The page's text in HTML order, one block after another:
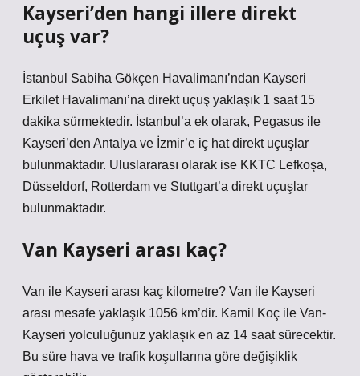
Kayseri’den hangi illere direkt
uçuş var?
İstanbul Sabiha Gökçen Havalimanı’ndan Kayseri
Erkilet Havalimanı’na direkt uçuş yaklaşık 1 saat 15
dakika sürmektedir. İstanbul’a ek olarak, Pegasus ile
Kayseri’den Antalya ve İzmir’e iç hat direkt uçuşlar
bulunmaktadır. Uluslararası olarak ise KKTC Lefkoşa,
Düsseldorf, Rotterdam ve Stuttgart’a direkt uçuşlar
bulunmaktadır.
Van Kayseri arası kaç?
Van ile Kayseri arası kaç kilometre? Van ile Kayseri
arası mesafe yaklaşık 1056 km’dir. Kamil Koç ile Van-
Kayseri yolculuğunuz yaklaşık en az 14 saat sürecektir.
Bu süre hava ve trafik koşullarına göre değişiklik